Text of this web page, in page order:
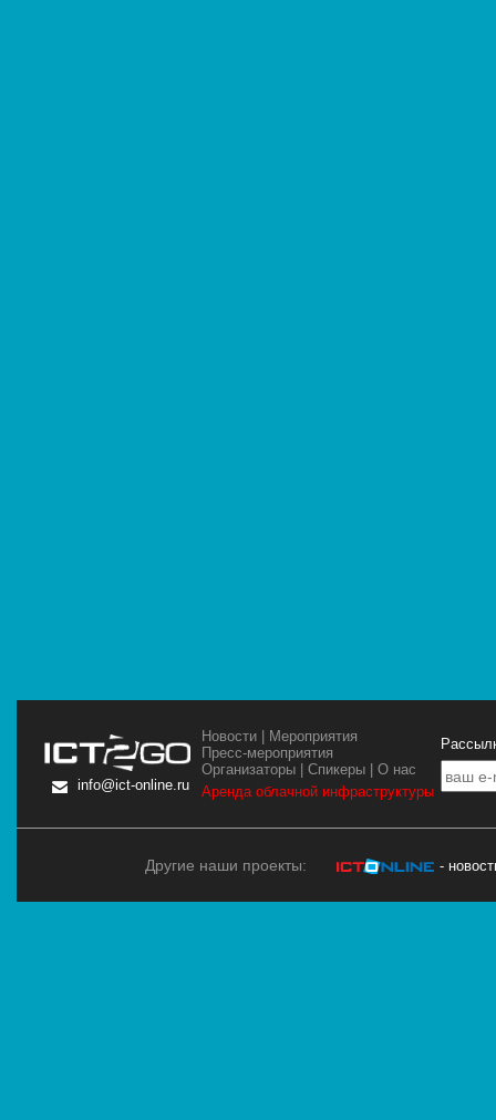
info@ict-online.ru
Новости
Мероприятия
Пресс-мероприятия
Организаторы |Спикеры |О нас
Аренда облачной инфраструктуры
Другие наши проекты: -